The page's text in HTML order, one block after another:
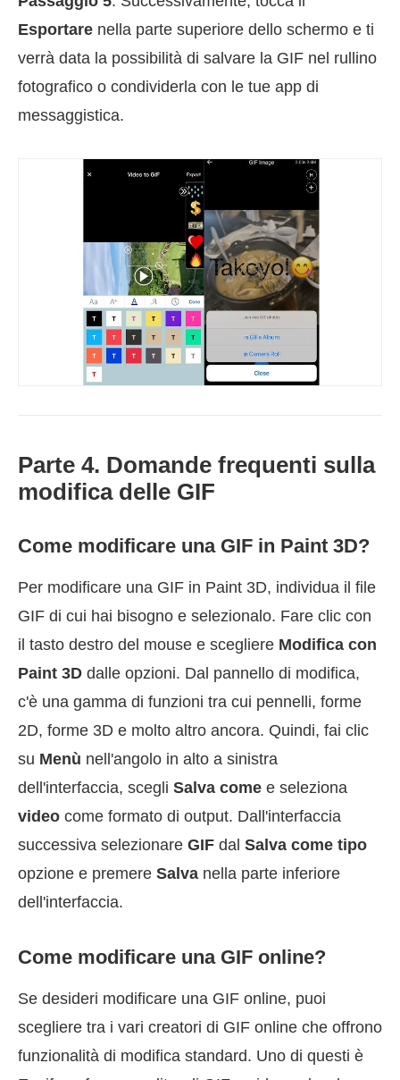
Esportare nella parte superiore dello schermo e ti
verrà data la possibilità di salvare la GIF nel rullino
fotografico o condividerla con le tue app di
messaggistica.
Parte 4. Domande frequenti sulla
modifica delle GIF
Come modificare una GIF in Paint 3D?
Per modificare una GIF in Paint 3D, individua il file
GIF di cui hai bisogno e selezionalo. Fare clic con
il tasto destro del mouse e scegliere Modifica con
Paint 3D dalle opzioni. Dal pannello di modifica,
c'è una gamma di funzioni tra cui pennelli, forme
2D, forme 3D e molto altro ancora. Quindi, fai clic
su Menù nell'angolo in alto a sinistra
dell'interfaccia, scegli Salva come e seleziona
video come formato di output. Dall'interfaccia
successiva selezionare GIF dal Salva come tipo
opzione e premere Salva nella parte inferiore
dell'interfaccia.
Come modificare una GIF online?
Se desideri modificare una GIF online, puoi
scegliere tra i vari creatori di GIF online che offrono
funzionalità di modifica standard. Uno di questi è